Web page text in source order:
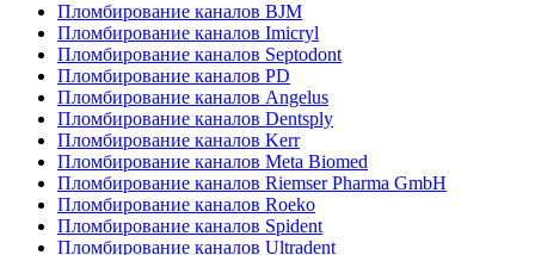
Пломбирование каналов BJM
Пломбирование каналов Imicryl
Пломбирование каналов Septodont
Пломбирование каналов PD
Пломбирование каналов Angelus
Пломбирование каналов Dentsply
Пломбирование каналов Kerr
Пломбирование каналов Meta Biomed
Пломбирование каналов Riemser Pharma GmbH
Пломбирование каналов Roeko
Пломбирование каналов Spident
Пломбирование каналов Ultradent